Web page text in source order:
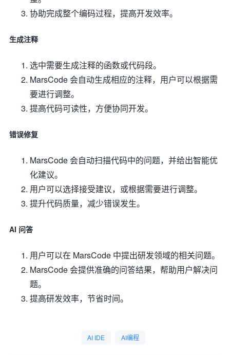
协助完成整个编码过程，提高开发效率。
生成注释
选中需要生成注释的函数或代码段。
MarsCode 会自动生成相应的注释，用户可以根据需
要进行调整。
提高代码可读性，方便协同开发。
错误修复
MarsCode 会自动扫描代码中的问题，并给出智能优
化建议。
用户可以选择接受建议，或根据需要进行调整。
提升代码质量，减少错误发生。
AI 问答
用户可以在 MarsCode 中提出研发领域的相关问题。
MarsCode 会提供准确的问答结果，帮助用户解决问
题。
提高研发效率，节省时间。
AI IDE AI编程